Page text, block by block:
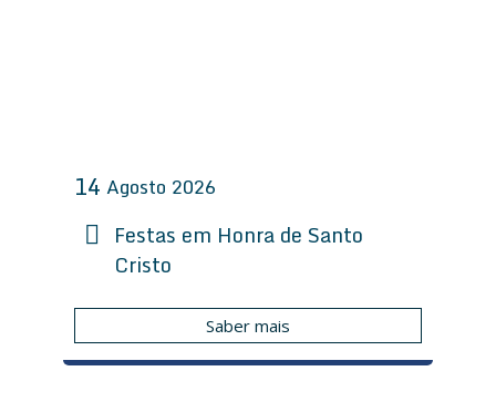
14 Agosto 2026
Festas em Honra de Santo
Cristo
Saber mais